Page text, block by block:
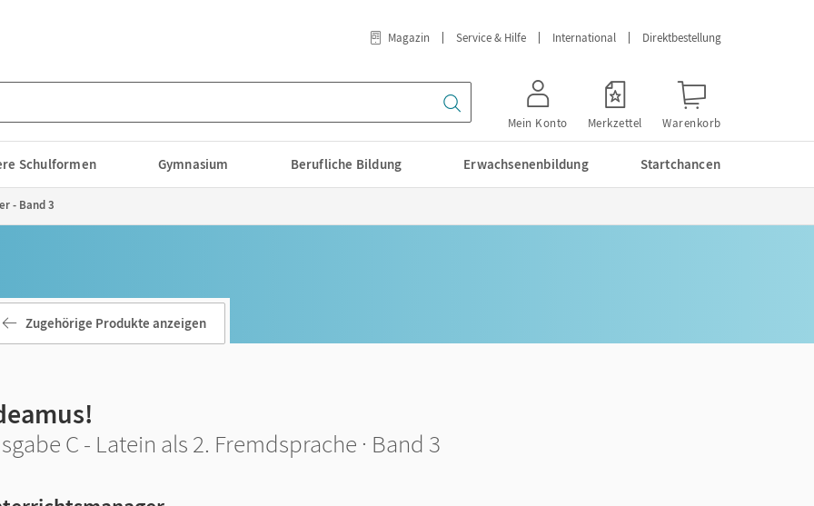
Magazin Service & Hilfe International Direktbestellung
Mein Konto Merkzettel Warenkorb
Schulformen Gymnasium Berufliche Bildung Erwachsenenbildung Startchancen
- Band 3
Zugehörige Produkte anzeigen
C - Latein als 2. Fremdsprache · Band 3